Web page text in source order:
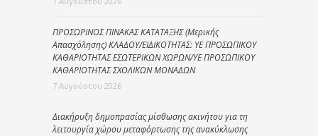
ΠΡΟΣΩΡΙΝΟΣ ΠΙΝΑΚΑΣ ΚΑΤΑΤΑΞΗΣ (Μερικής
Απασχόλησης) ΚΛΑΔΟΥ/ΕΙΔΙΚΟΤΗΤΑΣ: ΥΕ ΠΡΟΣΩΠΙΚΟΥ
ΚΑΘΑΡΙΟΤΗΤΑΣ ΕΣΩΤΕΡΙΚΩΝ ΧΩΡΩΝ/ΥΕ ΠΡΟΣΩΠΙΚΟΥ
ΚΑΘΑΡΙΟΤΗΤΑΣ ΣΧΟΛΙΚΩΝ ΜΟΝΑΔΩΝ
7 Αυγούστου 2026
Διακήρυξη δημοπρασίας μίσθωσης ακινήτου για τη
λειτουργία χώρου μεταφόρτωσης της ανακύκλωσης